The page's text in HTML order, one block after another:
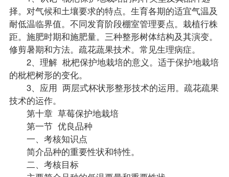
择。对气候和土壤要求的特点。生育各期的适宜气温及
耐低温临界值。不同发育阶段棚室管理要点。栽植行株
距。施肥时期和施肥量。三种整形树体结构及其演变。
修剪暑期和方法。疏花蔬果技术。常见生理病症。
2、理解 枇杷保护地栽培的意义。适于保护地栽培
的枇杷树形的变化。
3、应用 两层式杯状形整形技术的运用。疏花疏果
技术的运作。
第十章 草莓保护地栽培
第一节 优良品种
一、考核知识点
简介品种的重要性状和特性。
二、考核目标